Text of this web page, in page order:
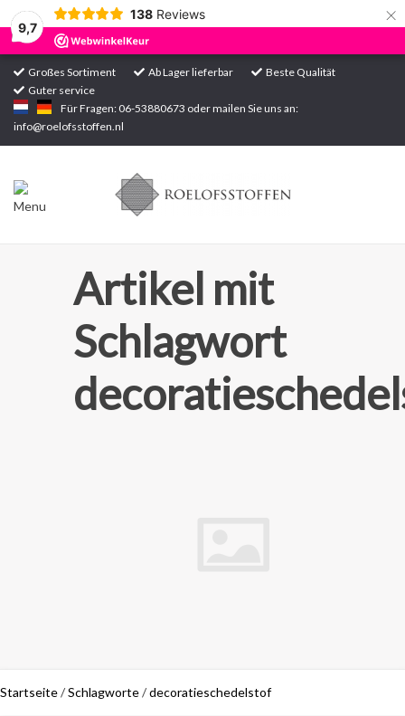
9,7
138 Reviews ×
Großes Sortiment Ab Lager lieferbar
Beste Qualität
Guter service
Für Fragen: 06-53880673 oder mailen Sie uns an:
info@roelofsstoffen.nl
Startseite
Sortiment
Artikel mit
Schlagwort
Startseite/Schlagworte/decoratieschedelstof